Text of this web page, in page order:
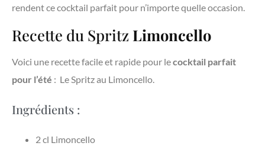
rendent ce cocktail parfait pour n’importe quelle occasion.
Recette du Spritz Limoncello
Voici une recette facile et rapide pour lecocktail parfait
pour l’été : Le Spritz au Limoncello.
Ingrédients :
2 cl Limoncello